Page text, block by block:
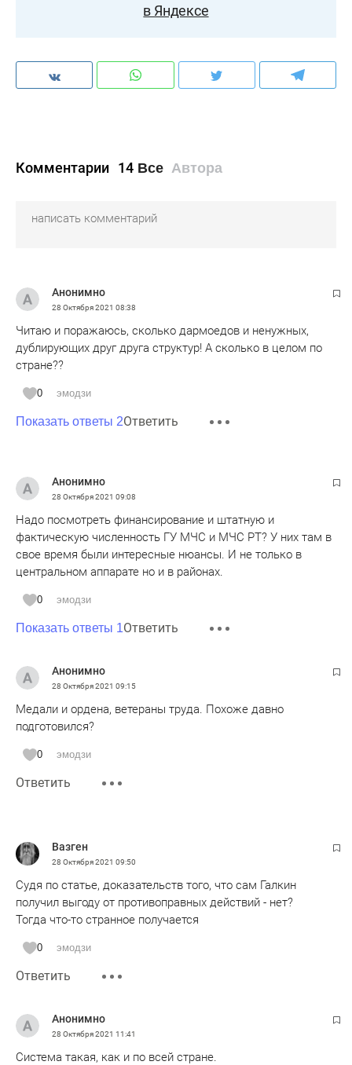
в Яндексе
Комментарии 14 Все Автора
Анонимно
28 Октября 2021 08:38
Читаю и поражаюсь, сколько дармоедов и ненужных,
дублирующих друг друга структур! А сколько в целом по
стране??
0 эмодзи
Показать ответы 2Ответить
Анонимно
28 Октября 2021 09:08
Надо посмотреть финансирование и штатную и
фактическую численность ГУ МЧС и МЧС РТ? У них там в
свое время были интересные нюансы. И не только в
центральном аппарате но и в районах.
0 эмодзи
Показать ответы 1Ответить
Анонимно
28 Октября 2021 09:15
Медали и ордена, ветераны труда. Похоже давно
подготовился?
0 эмодзи
Ответить
Вазген
28 Октября 2021 09:50
Судя по статье, доказательств того, что сам Галкин
получил выгоду от противоправных действий - нет?
Тогда что-то странное получается
0 эмодзи
Ответить
Анонимно
28 Октября 2021 11:41
Система такая, как и по всей стране.